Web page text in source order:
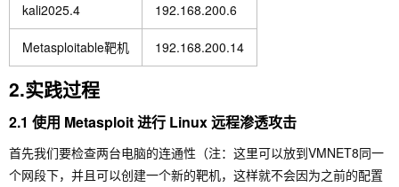
kali2025.4 192.168.200.6
Metasploitable靶机 192.168.200.14
2.实践过程
2.1 使用 Metasploit 进行 Linux 远程渗透攻击
首先我们要检查两台电脑的连通性（注：这里可以放到VMNET8同一
个网段下，并且可以创建一个新的靶机，这样就不会因为之前的配置